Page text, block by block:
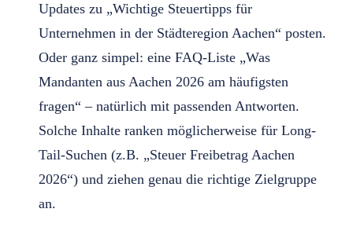
Updates zu „Wichtige Steuertipps für
Unternehmen in der Städteregion Aachen“ posten.
Oder ganz simpel: eine FAQ-Liste „Was
Mandanten aus Aachen 2026 am häufigsten
fragen“ – natürlich mit passenden Antworten.
Solche Inhalte ranken möglicherweise für Long-
Tail-Suchen (z.B. „Steuer Freibetrag Aachen
2026“) und ziehen genau die richtige Zielgruppe
an.